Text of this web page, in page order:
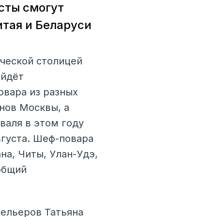
смогут
и Беларуси
столицей
из разных
Москвы, а
в этом году
Шеф-повара
Читы, Улан-Удэ,
Татьяна